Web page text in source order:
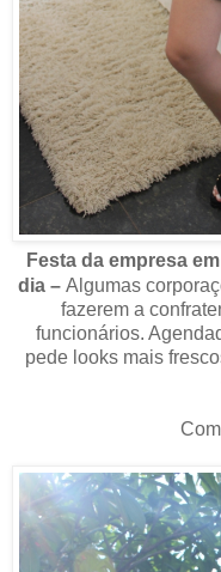
Festa da empresa
dia – Algumas
fazerem a
funcionários.
pede looks mais